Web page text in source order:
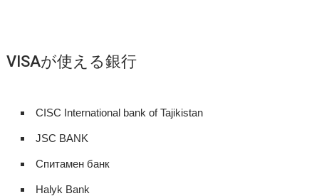
VISAが使える銀行
CISC International bank of Tajikistan
JSC BANK
Спитамен банк
Halyk Bank